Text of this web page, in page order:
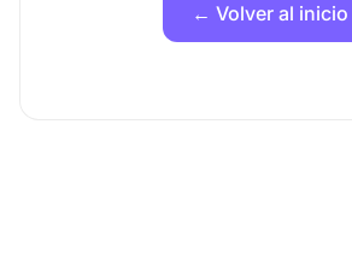
← Volver al inicio